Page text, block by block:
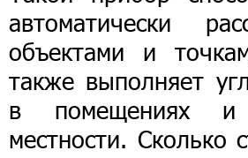
автоматически
объектами и
также выполняет
в помещениях
местности. Сколько